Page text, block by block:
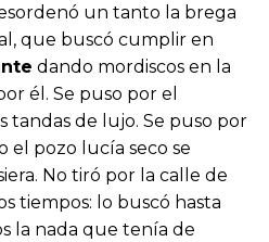
un tanto la brega
que buscó cumplir en
dando mordiscos en la
él. Se puso por el
tandas de lujo. Se puso por
el pozo lucía seco se
No tiró por la calle de
tiempos: lo buscó hasta
la nada que tenía de